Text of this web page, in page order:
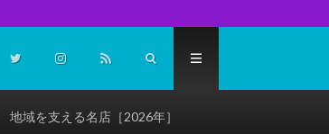
域を支える名店［2026年］